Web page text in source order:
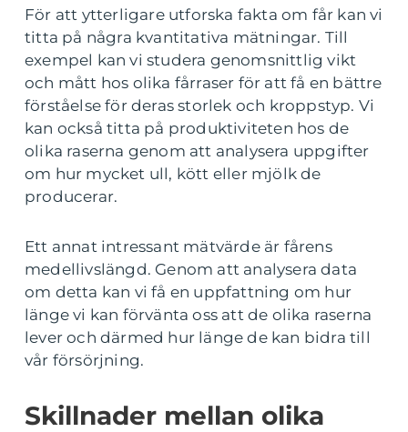
För att ytterligare utforska fakta om får kan vi
titta på några kvantitativa mätningar. Till
exempel kan vi studera genomsnittlig vikt
och mått hos olika fårraser för att få en bättre
förståelse för deras storlek och kroppstyp. Vi
kan också titta på produktiviteten hos de
olika raserna genom att analysera uppgifter
om hur mycket ull, kött eller mjölk de
producerar.
Ett annat intressant mätvärde är fårens
medellivslängd. Genom att analysera data
om detta kan vi få en uppfattning om hur
länge vi kan förvänta oss att de olika raserna
lever och därmed hur länge de kan bidra till
vår försörjning.
Skillnader mellan olika